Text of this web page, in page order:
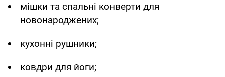
мішки та спальні конверти для
новонароджених;
кухонні рушники;
ковдри для йоги;